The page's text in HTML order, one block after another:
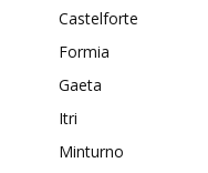
Castelforte
Formia
Gaeta
Itri
Minturno